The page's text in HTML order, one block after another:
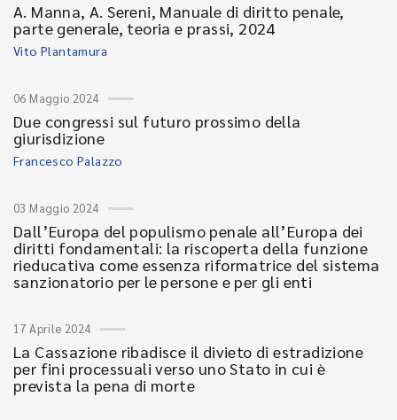
A. Manna, A. Sereni, Manuale di diritto penale,
parte generale, teoria e prassi, 2024
Vito Plantamura
06 Maggio 2024
Due congressi sul futuro prossimo della
giurisdizione
Francesco Palazzo
03 Maggio 2024
Dall’Europa del populismo penale all’Europa dei
diritti fondamentali: la riscoperta della funzione
rieducativa come essenza riformatrice del sistema
sanzionatorio per le persone e per gli enti
17 Aprile 2024
La Cassazione ribadisce il divieto di estradizione
per fini processuali verso uno Stato in cui è
prevista la pena di morte